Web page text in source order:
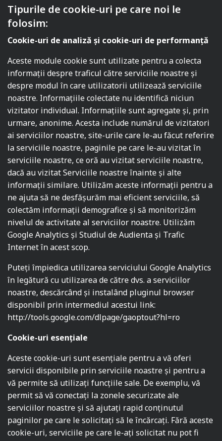
Tipurile de cookie-uri pe care noi le
folosim:
Cookie-uri de analiză și cookie-uri de performanță
Aceste module cookie sunt utilizate pentru a colecta
informații despre traficul către serviciile noastre și
despre modul în care utilizatorii utilizează serviciile
noastre. Informațiile colectate nu identifică niciun
vizitator individual. Informațiile sunt agregate și, prin
urmare, anonime. Acesta include numărul de vizitatori
ai serviciilor noastre, site-urile care le-au făcut referire
la serviciile noastre, paginile pe care le-au vizitat în
serviciile noastre, ce oră au vizitat serviciile noastre,
dacă au vizitat Serviciile noastre înainte și alte
informații similare. Utilizăm aceste informații pentru a
ne ajuta să ne desfășurăm mai eficient serviciile, să
colectăm informații demografice și să monitorizăm
nivelul de activitate al serviciilor noastre. Utilizăm
Google Analytics și Studiul de Audienta și Trafic
Internet în acest scop.
Puteți împiedica utilizarea serviciului Google Analytics
în legătură cu utilizarea de către dvs. a serviciilor
noastre, descărcând și instalând pluginul browser
disponibil prin intermediul acestui link:
http://tools.google.com/dlpage/gaoptout?hl=ro
Cookie-uri esențiale
Aceste cookie-uri sunt esențiale pentru a vă oferi
servicii disponibile prin serviciile noastre și pentru a
vă permite să utilizați funcțiile sale. De exemplu, vă
permit să vă conectați la zonele securizate ale
serviciilor noastre și să ajutați rapid conținutul
paginilor pe care le solicitați să le încărcați. Fără aceste
cookie-uri, serviciile pe care le-ați solicitat nu pot fi